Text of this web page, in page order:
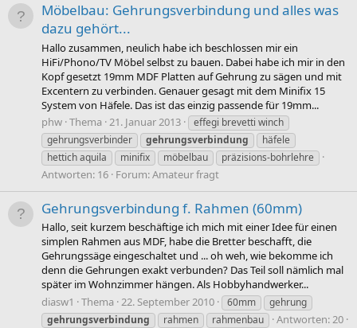
Möbelbau: Gehrungsverbindung und alles was
dazu gehört...
Hallo zusammen, neulich habe ich beschlossen mir ein
HiFi/Phono/TV Möbel selbst zu bauen. Dabei habe ich mir in den
Kopf gesetzt 19mm MDF Platten auf Gehrung zu sägen und mit
Excentern zu verbinden. Genauer gesagt mit dem Minifix 15
System von Häfele. Das ist das einzig passende für 19mm...
phw Thema 21. Januar 2013
effegi brevetti winch
gehrungsverbinder
gehrungsverbindung
häfele
hettich aquila
minifix möbelbau präzisions-bohrlehre
Antworten: 16 Forum:Amateur fragt
Gehrungsverbindung f. Rahmen (60mm)
Hallo, seit kurzem beschäftige ich mich mit einer Idee für einen
simplen Rahmen aus MDF, habe die Bretter beschafft, die
Gehrungssäge eingeschaltet und ... oh weh, wie bekomme ich
denn die Gehrungen exakt verbunden? Das Teil soll nämlich mal
später im Wohnzimmer hängen. Als Hobbyhandwerker...
diasw1
Thema 22. September 2010 60mm
gehrung
gehrungsverbindung
rahmen rahmenbau
Antworten: 20